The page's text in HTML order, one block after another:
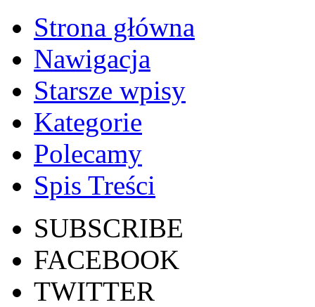
Strona główna
Nawigacja
Starsze wpisy
Kategorie
Polecamy
Spis Treści
SUBSCRIBE
FACEBOOK
TWITTER